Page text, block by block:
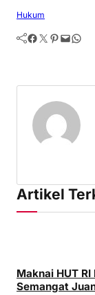
Hukum
Facebook Twitter Pinterest Mail WhatsApp
Artikel
Maknai HUT
Semangat